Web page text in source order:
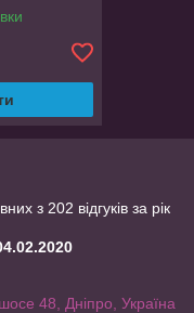
з 202 відгуків за рік
48, Дніпро, Україна